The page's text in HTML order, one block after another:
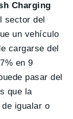
Charging
sector del
un vehículo
cargarse del
en 9
pasar del
que la
igualar o